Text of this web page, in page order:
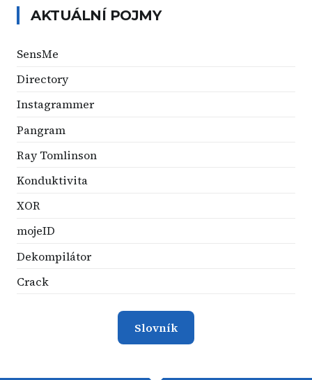
AKTUÁLNÍ POJMY
SensMe
Directory
Instagrammer
Pangram
Ray Tomlinson
Konduktivita
XOR
mojeID
Dekompilátor
Crack
Slovník